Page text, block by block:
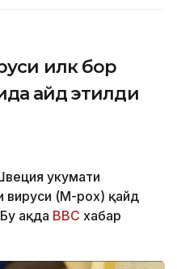
илк бор
қайд этилди
ҳукумати
вируси (M-pox) қайд
ҳақда BBC хабар